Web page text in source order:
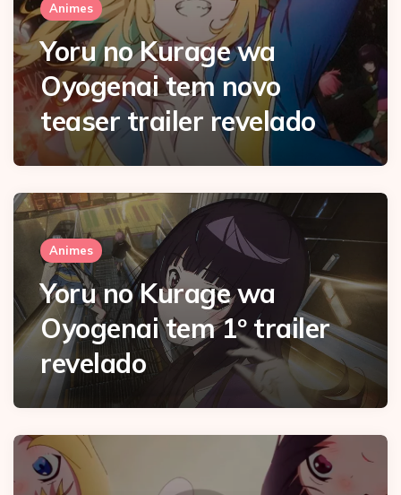
Animes
Yoru no Kurage wa
Oyogenai tem novo
teaser trailer revelado
Animes
Yoru no Kurage wa
Oyogenai tem 1º trailer
revelado